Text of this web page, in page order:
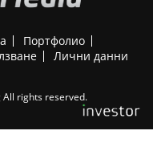
Портфолио
Лични данни
All rights reserved.